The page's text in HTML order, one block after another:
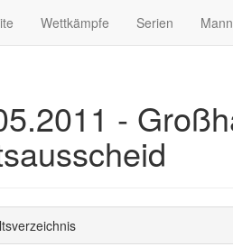
Wettkämpfe Serien
-